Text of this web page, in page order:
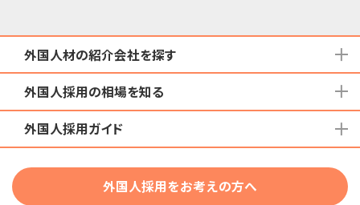
外国人材の紹介会社を探す
地域から検索する
国籍から検索する
在留資格から検索する
団体種別から探す
業界・職種から検索する
外国人採用の相場を知る
育成就労外国人の受け入れ相場
技人国・高度人材の受け入れ相場
外国人採用ガイド
特定技能
外国人採用をお考えの方へ